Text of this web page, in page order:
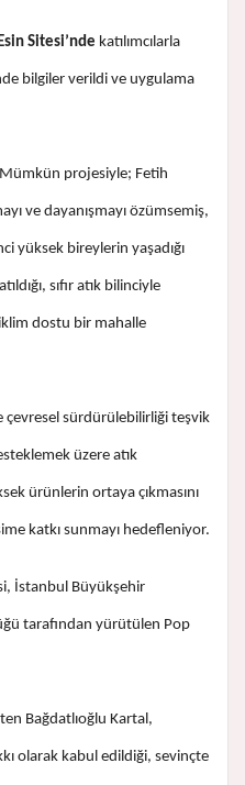
Sitesi’nde katılımcılarla
bilgiler verildi ve uygulama
projesiyle; Fetih
ve dayanışmayı özümsemiş,
yüksek bireylerin yaşadığı
sıfır atık bilinciyle
iklim dostu bir mahalle
çevresel sürdürülebilirliği teşvik
üzere atık
ürünlerin ortaya çıkmasını
katkı sunmayı hedefleniyor.
İstanbul Büyükşehir
tarafından yürütülen Pop
Bağdatlıoğlu Kartal,
olarak kabul edildiği, sevinçte